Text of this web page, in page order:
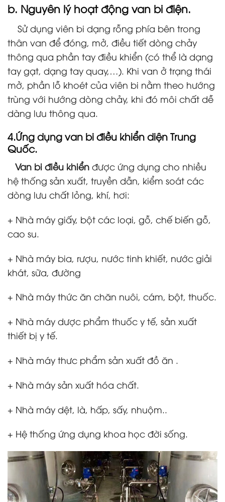
b. Nguyên lý hoạt động van bi điện.
Sử dụng viên bi dạng rỗng phía bên trong
thân van để đóng, mở, điều tiết dòng chảy
thông qua phần tay điều khiển (có thể là dạng
tay gạt, dạng tay quay,…). Khi van ở trạng thái
mở, phần lỗ khoét của viên bi nằm theo hướng
trùng với hướng dòng chảy, khi đó môi chất dễ
dàng lưu thông qua.
4.Ứng dụngvan bi điều khiển diện Trung
Quốc.
Van bi điều khiển được ứng dụng cho nhiều
hệ thống sản xuất, truyền dẫn, kiểm soát các
dòng lưu chất lỏng, khí, hơi:
+ Nhà máy giấy, bột các loại, gỗ, chế biến gỗ,
cao su.
+ Nhà máy bia, rượu, nước tinh khiết, nước giải
khát, sữa, đường
+ Nhà máy thức ăn chăn nuôi, cám, bột, thuốc.
+ Nhà máy dược phẩm thuốc y tế, sản xuất
thiết bị y tế.
+ Nhà máy thưc phẩm sản xuất đồ ăn .
+ Nhà máy sản xuất hóa chất.
+ Nhà máy dệt, là, hấp, sấy, nhuộm..
+ Hệ thống ứng dụng khoa học đời sống.